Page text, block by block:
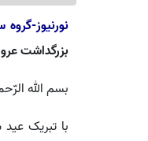
نورنیوز-
بزرگداشت
بسم الله
با تبریک